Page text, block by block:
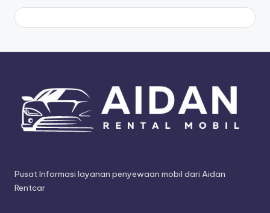
Pusat Informasi layanan penyewaan mobil dari Aidan
Rentcar